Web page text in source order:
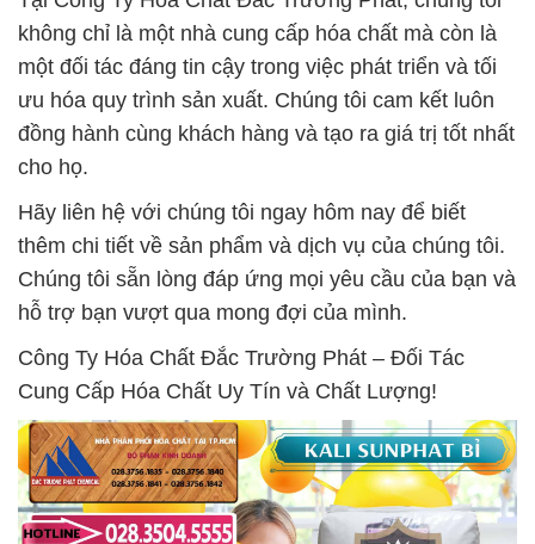
không chỉ là một nhà cung cấp hóa chất mà còn là
một đối tác đáng tin cậy trong việc phát triển và tối
ưu hóa quy trình sản xuất. Chúng tôi cam kết luôn
đồng hành cùng khách hàng và tạo ra giá trị tốt nhất
cho họ.
Hãy liên hệ với chúng tôi ngay hôm nay để biết
thêm chi tiết về sản phẩm và dịch vụ của chúng tôi.
Chúng tôi sẵn lòng đáp ứng mọi yêu cầu của bạn và
hỗ trợ bạn vượt qua mong đợi của mình.
Công Ty Hóa Chất Đắc Trường Phát – Đối Tác
Cung Cấp Hóa Chất Uy Tín và Chất Lượng!